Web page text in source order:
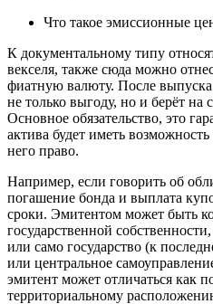
Что такое эмиссионные
К документальному типу
векселя, также сюда можно
фиатную валюту. После выпуска
не только выгоду, но и берёт на
Основное обязательство, это
актива будет иметь
него право.
Например, если говорить об
погашение бонда и выплата
сроки. Эмитентом может быть
государственной
или само государство (к
или центральное
эмитент может отличаться как
территориальному